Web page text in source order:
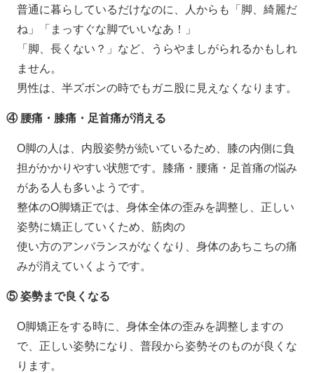
普通に暮らしているだけなのに、人からも「脚、綺麗だ
ね」「まっすぐな脚でいいなあ！」
「脚、長くない？」など、うらやましがられるかもしれ
ません。
男性は、半ズボンの時でもガニ股に見えなくなります。
④ 腰痛・膝痛・足首痛が消える
O脚の人は、内股姿勢が続いているため、膝の内側に負
担がかかりやすい状態です。膝痛・腰痛・足首痛の悩み
がある人も多いようです。
整体のO脚矯正では、身体全体の歪みを調整し、正しい
姿勢に矯正していくため、筋肉の
使い方のアンバランスがなくなり、身体のあちこちの痛
みが消えていくようです。
⑤ 姿勢まで良くなる
O脚矯正をする時に、身体全体の歪みを調整しますの
で、正しい姿勢になり、普段から姿勢そのものが良くな
ります。